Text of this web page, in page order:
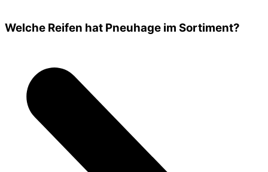
Welche Reifen hat Pneuhage im Sortiment?